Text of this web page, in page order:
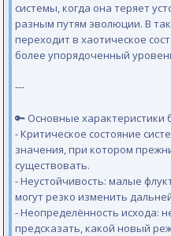
системы, когда она теряет
разным путям эволюции. В
переходит в хаотическое
более упорядоченный
---
🔑 Основные характеристики
- Критическое состояние
значения, при котором
существовать.
- Неустойчивость: малые
могут резко изменить
- Неопределённость исхода:
предсказать, какой новый